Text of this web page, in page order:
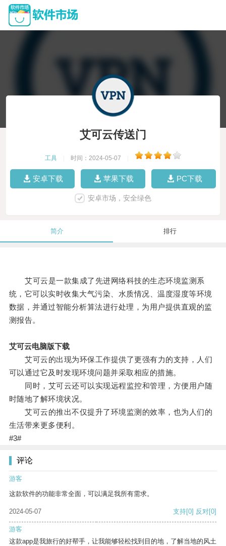
艾可云传送门
工具 时间：2024-05-07
安卓下载 苹果下载 PC下载
安卓市场，安全绿色
简介 排行
艾可云是一款集成了先进网络科技的生态环境监测系
统，它可以实时收集大气污染、水质情况、温度湿度等环境
数据，并通过智能分析算法进行处理，为用户提供直观的监
测报告。
艾可云电脑版下载
艾可云的出现为环保工作提供了更强有力的支持，人们
可以通过它及时发现环境问题并采取相应的措施。
同时，艾可云还可以实现远程监控和管理，方便用户随
时随地了解环境状况。
艾可云的推出不仅提升了环境监测的效率，也为人们的
生活带来更多便利。
#3#
评论
游客
这款软件的功能非常全面，可以满足我所有需求。
2024-05-07 支持[0] 反对[0]
游客
这款app是我旅行的好帮手，让我能够轻松找到目的地，了解当地的风土